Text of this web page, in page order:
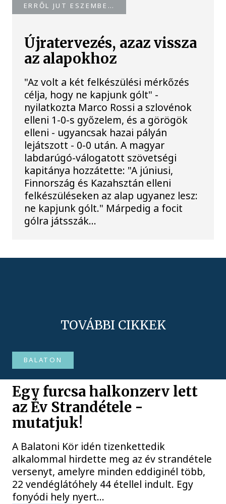
ERRŐL JUT ESZEMBE…
Újratervezés, azaz vissza
az alapokhoz
"Az volt a két felkészülési mérkőzés
célja, hogy ne kapjunk gólt" -
nyilatkozta Marco Rossi a szlovénok
elleni 1-0-s győzelem, és a görögök
elleni - ugyancsak hazai pályán
lejátszott - 0-0 után. A magyar
labdarúgó-válogatott szövetségi
kapitánya hozzátette: "A júniusi,
Finnország és Kazahsztán elleni
felkészüléseken az alap ugyanez lesz:
ne kapjunk gólt." Márpedig a focit
gólra játsszák...
TOVÁBBI CIKKEK
BALATON
Egy furcsa halkonzerv lett
az Év Strandétele -
mutatjuk!
A Balatoni Kör idén tizenkettedik
alkalommal hirdette meg az év strandétele
versenyt, amelyre minden eddiginél több,
22 vendéglátóhely 44 étellel indult. Egy
fonyódi hely nyert...